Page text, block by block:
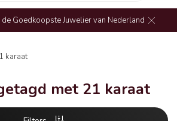
Goedkoopste Juwelier van Nederland
karaat
met 21 karaat